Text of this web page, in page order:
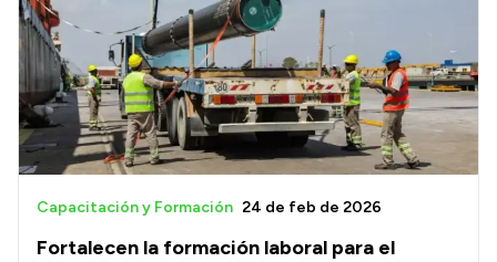
Fortalecen la formación laboral para el
Capacitación y Formación 24 de feb de 2026